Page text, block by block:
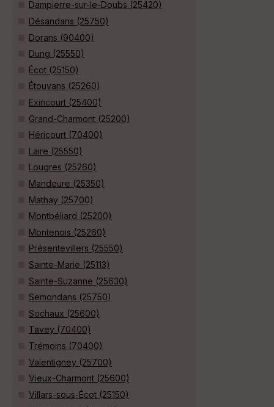
Dampierre-sur-le-Doubs (25420)
Désandans (25750)
Dorans (90400)
Dung (25550)
Écot (25150)
Étouvans (25260)
Exincourt (25400)
Grand-Charmont (25200)
Héricourt (70400)
Laire (25550)
Lougres (25260)
Mandeure (25350)
Mathay (25700)
Montbéliard (25200)
Montenois (25260)
Présentevillers (25550)
Sainte-Marie (25113)
Sainte-Suzanne (25630)
Semondans (25750)
Sochaux (25600)
Tavey (70400)
Trémoins (70400)
Valentigney (25700)
Vieux-Charmont (25600)
Villars-sous-Écot (25150)